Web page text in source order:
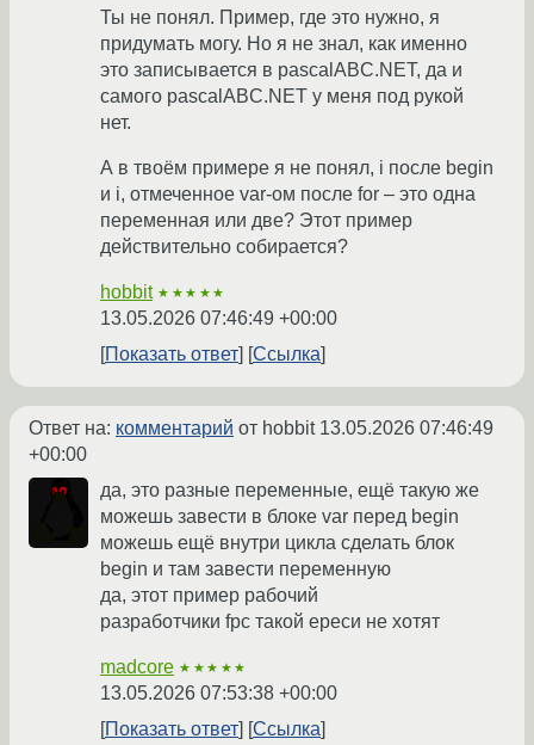
Ты не понял. Пример, где это нужно, я
придумать могу. Но я не знал, как именно
это записывается в pascalABC.NET, да и
самого pascalABC.NET у меня под рукой
нет.
А в твоём примере я не понял, i после begin
и i, отмеченное var-ом после for – это одна
переменная или две? Этот пример
действительно собирается?
hobbit ★★★★★
13.05.2026 07:46:49 +00:00
Показать ответ
Ссылка
Ответ на: комментарий от hobbit 13.05.2026 07:46:49
+00:00
да, это разные переменные, ещё такую же
можешь завести в блоке var перед begin
можешь ещё внутри цикла сделать блок
begin и там завести переменную
да, этот пример рабочий
разработчики fpc такой ереси не хотят
madcore ★★★★★
13.05.2026 07:53:38 +00:00
Показать ответ
Ссылка